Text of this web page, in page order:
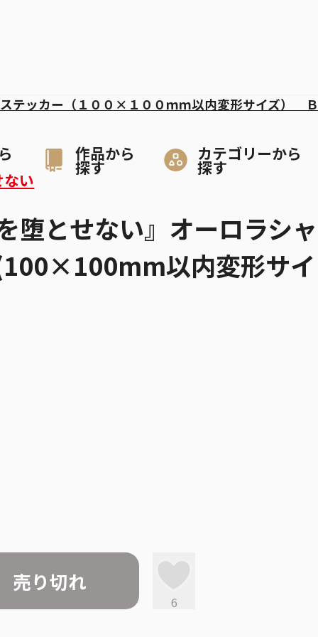
作品から
探す
カテゴリーから
探す
テッカー（１００×１００ｍｍ以内変形サイズ）
い
堕とせない』オーロラシャ
以内変形サイ
売り切れ
6